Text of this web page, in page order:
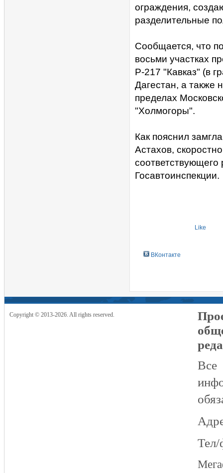
ограждения,
разделительные
Сообщается, что
восьми участках
Р-217 "Кавказ" (в
Дагестан, а также
пределах
"Холмогоры".
Как пояснил
Астахов,
Госавтоинспекции.
Like
ВКонтакте
Copyright © 2013-2026. All rights reserved.